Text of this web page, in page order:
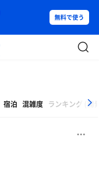
無料で使う
宿泊 混雑度 ランキング 開